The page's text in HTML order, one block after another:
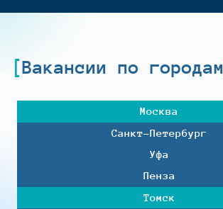
Вакансии по городам
Москва
Санкт-Петербург
Уфа
Пенза
Томск